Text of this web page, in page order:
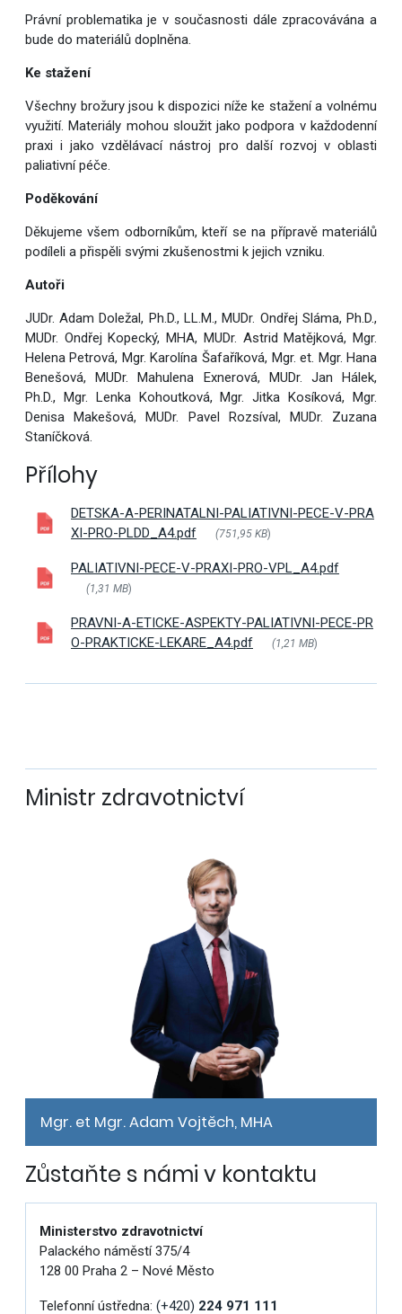
Právní problematika je v současnosti dále zpracovávána a
bude do materiálů doplněna.
Ke stažení
Všechny brožury jsou k dispozici níže ke stažení a volnému
využití. Materiály mohou sloužit jako podpora v každodenní
praxi i jako vzdělávací nástroj pro další rozvoj v oblasti
paliativní péče.
Poděkování
Děkujeme všem odborníkům, kteří se na přípravě materiálů
podíleli a přispěli svými zkušenostmi k jejich vzniku.
Autoři
JUDr. Adam Doležal, Ph.D., LL.M., MUDr. Ondřej Sláma, Ph.D.,
MUDr. Ondřej Kopecký, MHA, MUDr. Astrid Matějková, Mgr.
Helena Petrová, Mgr. Karolína Šafaříková, Mgr. et. Mgr. Hana
Benešová, MUDr. Mahulena Exnerová, MUDr. Jan Hálek,
Ph.D., Mgr. Lenka Kohoutková, Mgr. Jitka Kosíková, Mgr.
Denisa Makešová, MUDr. Pavel Rozsíval, MUDr. Zuzana
Staníčková.
Přílohy
DETSKA-A-PERINATALNI-PALIATIVNI-PECE-V-PRA
XI-PRO-PLDD_A4.pdf
(751,95 KB)
PALIATIVNI-PECE-V-PRAXI-PRO-VPL_A4.pdf
(1,31 MB)
PRAVNI-A-ETICKE-ASPEKTY-PALIATIVNI-PECE-PR
O-PRAKTICKE-LEKARE_A4.pdf
(1,21 MB)
Ministr zdravotnictví
Mgr. et Mgr. Adam Vojtěch, MHA
Zůstaňte s námi v kontaktu
Ministerstvo zdravotnictví
Palackého náměstí 375/4
128 00 Praha 2 – Nové Město
Telefonní ústředna: (+420) 224 971 111